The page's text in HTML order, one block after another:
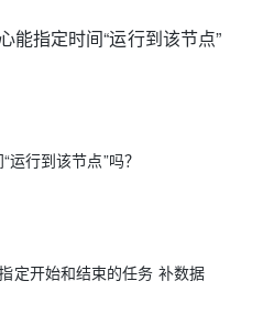
能指定时间“运行到该节点”
行到该节点”吗？
定开始和结束的任务 补数据